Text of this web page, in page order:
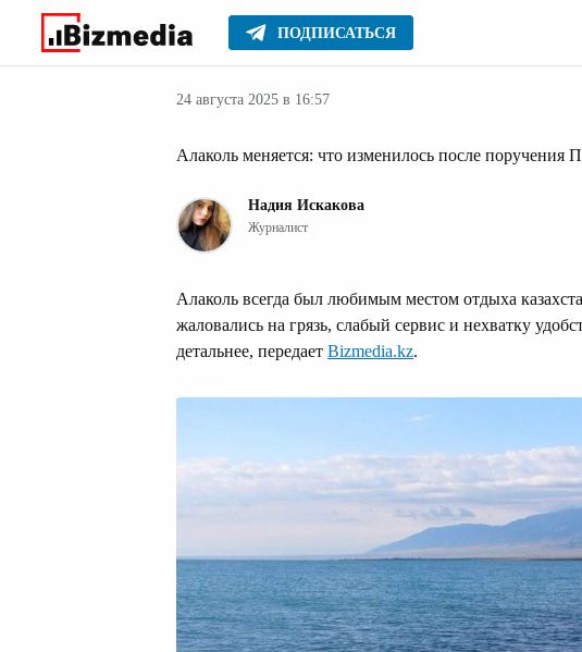
ПОДПИСАТЬСЯ
Главное Новости Новости Казахстана
24 августа 2025 в 16:57
Алаколь меняется: что изменилось после поручения
Надия Искакова
Журналист
Алаколь всегда был любимым местом отдыха
жаловались на грязь, слабый сервис и нехватку
детальнее, передает Bizmedia.kz.